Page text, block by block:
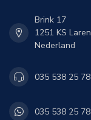
Brink 17
1251 KS Laren
Nederland
035 538 25 78
035 538 25 78